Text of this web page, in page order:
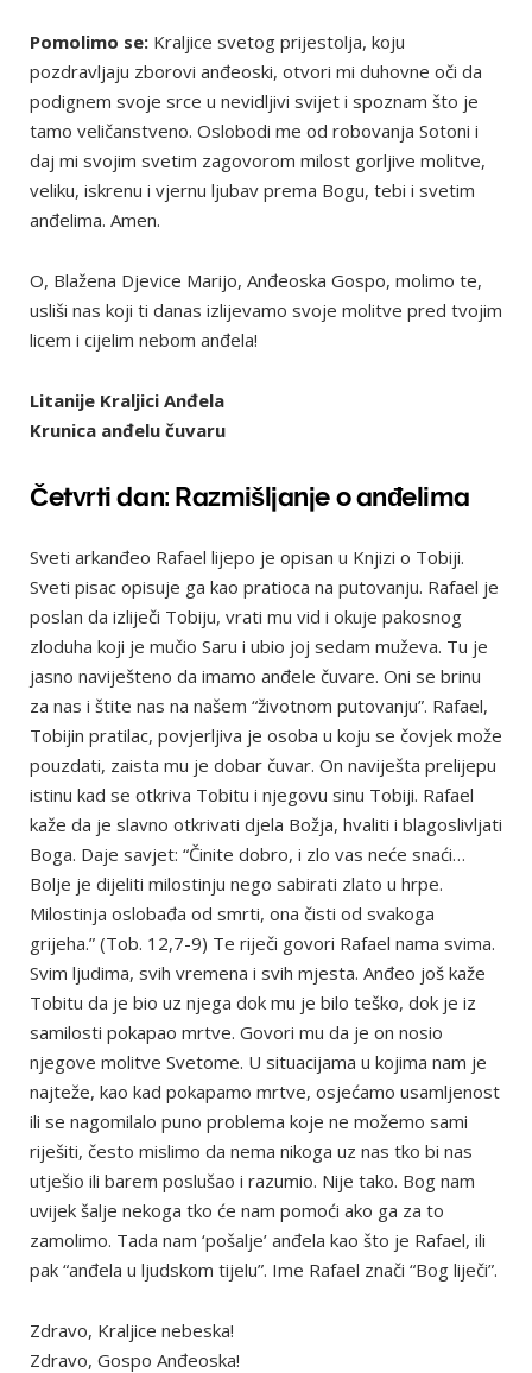
Pomolimo se: Kraljice svetog prijestolja, koju
pozdravljaju zborovi anđeoski, otvori mi duhovne oči da
podignem svoje srce u nevidljivi svijet i spoznam što je
tamo veličanstveno. Oslobodi me od robovanja Sotoni i
daj mi svojim svetim zagovorom milost gorljive molitve,
veliku, iskrenu i vjernu ljubav prema Bogu, tebi i svetim
anđelima. Amen.
O, Blažena Djevice Marijo, Anđeoska Gospo, molimo te,
usliši nas koji ti danas izlijevamo svoje molitve pred tvojim
licem i cijelim nebom anđela!
Litanije Kraljici Anđela
Krunica anđelu čuvaru
Četvrti dan: Razmišljanje o anđelima
Sveti arkanđeo Rafael lijepo je opisan u Knjizi o Tobiji.
Sveti pisac opisuje ga kao pratioca na putovanju. Rafael je
poslan da izliječi Tobiju, vrati mu vid i okuje pakosnog
zloduha koji je mučio Saru i ubio joj sedam muževa. Tu je
jasno naviješteno da imamo anđele čuvare. Oni se brinu
za nas i štite nas na našem “životnom putovanju”. Rafael,
Tobijin pratilac, povjerljiva je osoba u koju se čovjek može
pouzdati, zaista mu je dobar čuvar. On naviješta prelijepu
istinu kad se otkriva Tobitu i njegovu sinu Tobiji. Rafael
kaže da je slavno otkrivati djela Božja, hvaliti i blagoslivljati
Boga. Daje savjet: “Činite dobro, i zlo vas neće snaći…
Bolje je dijeliti milostinju nego sabirati zlato u hrpe.
Milostinja oslobađa od smrti, ona čisti od svakoga
grijeha.” (Tob. 12,7-9) Te riječi govori Rafael nama svima.
Svim ljudima, svih vremena i svih mjesta. Anđeo još kaže
Tobitu da je bio uz njega dok mu je bilo teško, dok je iz
samilosti pokapao mrtve. Govori mu da je on nosio
njegove molitve Svetome. U situacijama u kojima nam je
najteže, kao kad pokapamo mrtve, osjećamo usamljenost
ili se nagomilalo puno problema koje ne možemo sami
riješiti, često mislimo da nema nikoga uz nas tko bi nas
utješio ili barem poslušao i razumio. Nije tako. Bog nam
uvijek šalje nekoga tko će nam pomoći ako ga za to
zamolimo. Tada nam ‘pošalje’ anđela kao što je Rafael, ili
pak “anđela u ljudskom tijelu”. Ime Rafael znači “Bog liječi”.
Zdravo, Kraljice nebeska!
Zdravo, Gospo Anđeoska!